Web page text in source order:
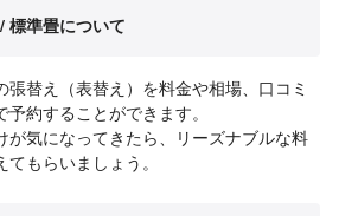
標準畳について
替え（表替え）を料金や相場、口コミ
約することができます。
が気になってきたら、リーズナブルな料
もらいましょう。